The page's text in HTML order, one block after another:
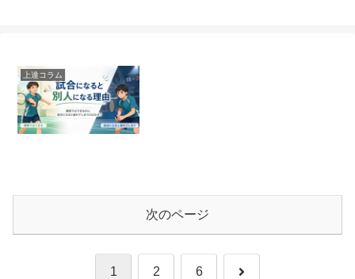
上達コラム
次のページ
1 2 6 次